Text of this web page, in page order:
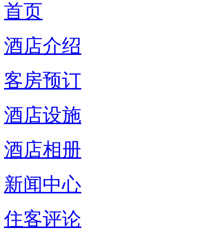
首页
酒店介绍
客房预订
酒店设施
酒店相册
新闻中心
住客评论